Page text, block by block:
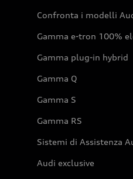
Confronta i modelli
Gamma e-tron 100%
Gamma plug-in hybrid
Gamma Q
Gamma S
Gamma RS
Sistemi di Assistenza
Audi exclusive